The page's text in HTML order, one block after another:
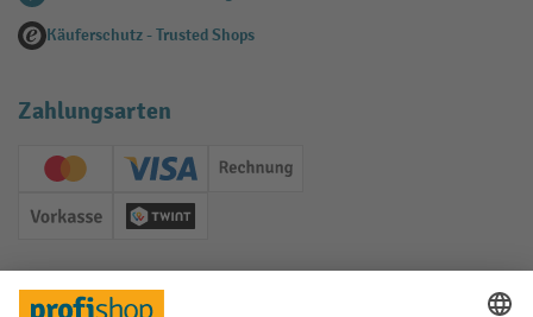
Käuferschutz - Trusted Shops
Zahlungsarten
Creditcard (Master)Creditcard (Visa)
Rechnung
Vorkasse Twint
Soziale Netzwerke